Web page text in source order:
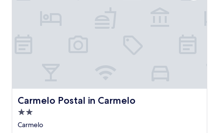
Carmelo Postal in Carmelo
Carmelo Postal in Carmelo
Properti
bintang
Carmelo